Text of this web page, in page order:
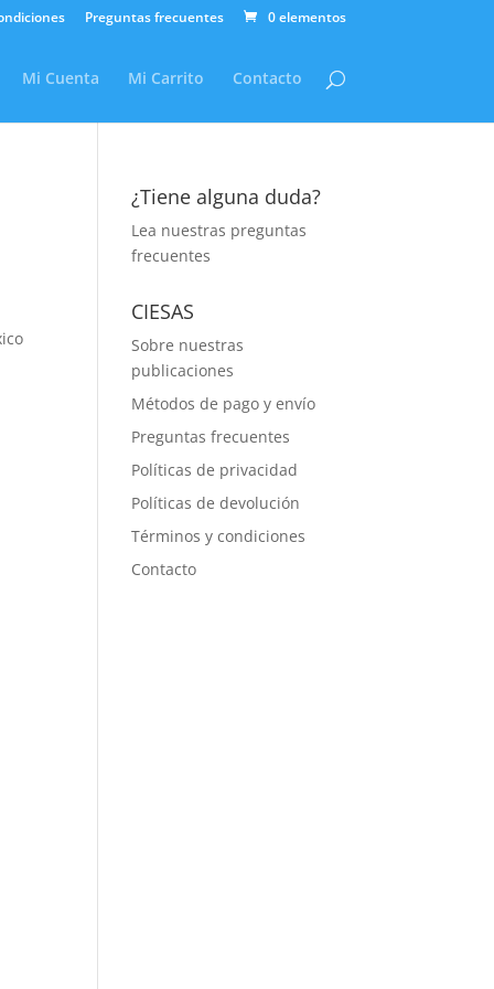
Preguntas frecuentes 0 elementos
Mi Cuenta Mi Carrito Contacto
¿Tiene alguna duda?
Lea nuestras preguntas
frecuentes
CIESAS
Sobre nuestras
publicaciones
Métodos de pago y envío
Preguntas frecuentes
Políticas de privacidad
Políticas de devolución
Términos y condiciones
Contacto